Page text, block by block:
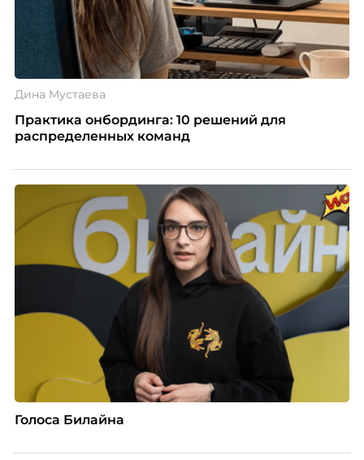
Дина Мустаева
Практика онбординга: 10 решений для
распределенных команд
Голоса Билайна